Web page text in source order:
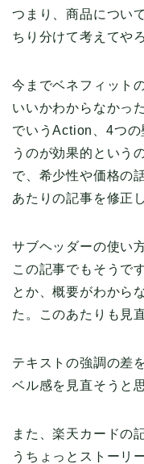
つまり、商品につい
ちり分けて考えてや
今までベネフィット
いいかわからなかっ
でいうAction、4つ
うのが効果的という
で、希少性や価格の
あたりの記事を修正
サブヘッダーの使い
この記事でもそうで
とか、概要がわから
た。このあたりも見
テキストの強調の差
ベル感を見直そうと
また、楽天カードの
うちょっとストーリ